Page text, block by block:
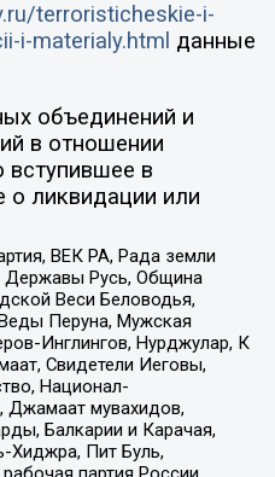
terroristicheskie-i-
i-materialy.html данные
объединений и
в отношении
вступившее в
о ликвидации или
ВЕК РА, Рада земли
Державы Русь, Община
Веси Беловодья,
Перуна, Мужская
Инглингов, Нурджулар, К
Свидетели Иеговы,
Национал-
Джамаат мувахидов,
Балкарии и Карачая,
Хиджра, Пит Буль,